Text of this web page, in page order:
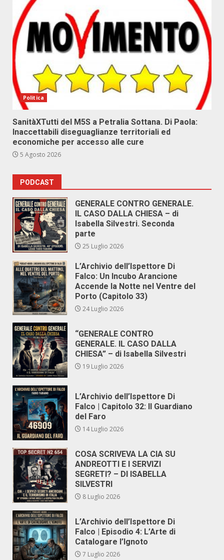
Politica
SanitàXTutti del M5S a Petralia Sottana. Di Paola:
Inaccettabili diseguaglianze territoriali ed
economiche per accesso alle cure
5 Agosto 2026
PODCAST
GENERALE CONTRO GENERALE.
IL CASO DALLA CHIESA – di
Isabella Silvestri. Seconda
parte
25 Luglio 2026
L’Archivio dell’Ispettore Di
Falco: Un Incubo Arancione
Accende la Notte nel Ventre del
Porto (Capitolo 33)
24 Luglio 2026
“GENERALE CONTRO
GENERALE. IL CASO DALLA
CHIESA” – di Isabella Silvestri
19 Luglio 2026
L’Archivio dell’Ispettore Di
Falco | Capitolo 32: Il Guardiano
del Faro
14 Luglio 2026
COSA SCRIVEVA LA CIA SU
ANDREOTTI E I SERVIZI
SEGRETI? – DI ISABELLA
SILVESTRI
8 Luglio 2026
L’Archivio dell’Ispettore Di
Falco | Episodio 4: L’Arte di
Catalogare l’Ignoto
7 Luglio 2026